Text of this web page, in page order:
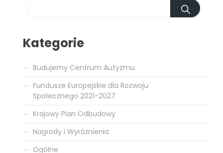
Kategorie
Budujemy Centrum Autyzmu
Fundusze Europejskie dla Rozwoju
Społecznego 2021-2027
Krajowy Plan Odbudowy
Nagrody i Wyróżnienia
Ogólne